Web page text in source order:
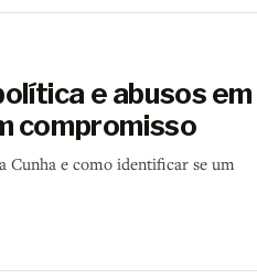
e abusos em
compromisso
Cunha e como identificar se um